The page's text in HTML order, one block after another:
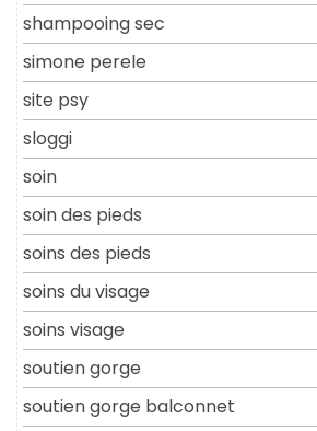
shampooing sec
simone perele
site psy
sloggi
soin
soin des pieds
soins des pieds
soins du visage
soins visage
soutien gorge
soutien gorge balconnet